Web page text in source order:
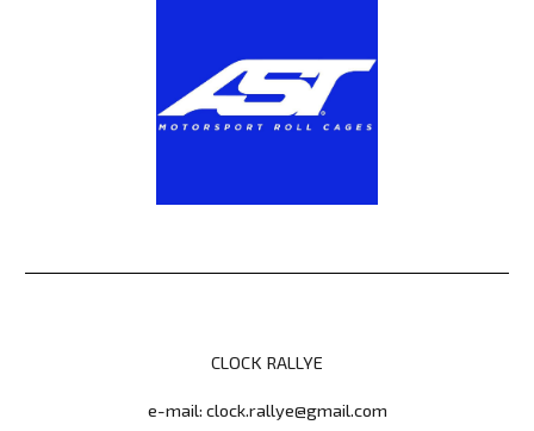
CLOCK RALLYE
e-mail: clock.rallye@gmail.com